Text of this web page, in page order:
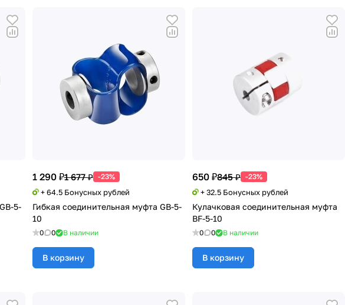
5-
1 290 ₽1 677 ₽ -23%
+ 64.5 Бонусных рублей
Гибкая соединительная муфта GB-5-
10
0 0 В наличии
В корзину
650 ₽845 ₽ -23%
+ 32.5 Бонусных рублей
Кулачковая соединительная муфта
BF-5-10
0 0 В наличии
В корзину